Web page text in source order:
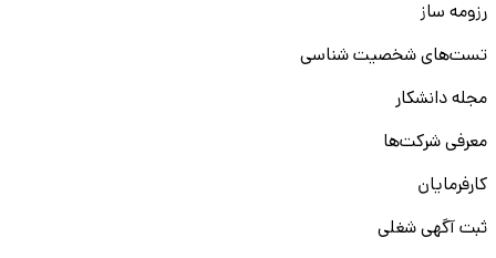
رزومه ساز
تست‌های شخصیت شناسی
مجله دانشکار
معرفی شرکت‌ها
کارفرمایان
ثبت آگهی شغلی